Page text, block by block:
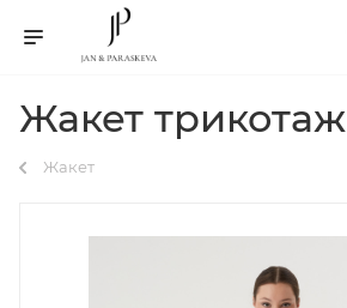
Жакет трикотаж
Жакет